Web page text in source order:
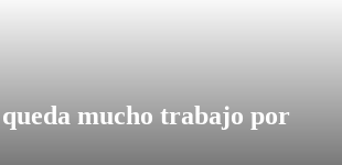
mucho trabajo por